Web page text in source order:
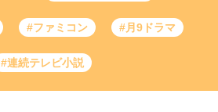
#ファミコン #月9ドラマ
#連続テレビ小説